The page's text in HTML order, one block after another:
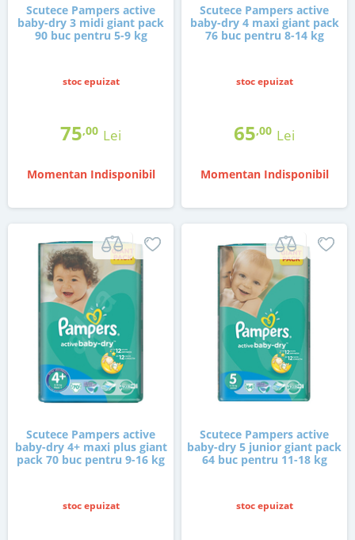
Scutece Pampers active
baby-dry 3 midi giant pack
90 buc pentru 5-9 kg
stoc epuizat
75,00 Lei
Momentan Indisponibil
Scutece Pampers active
baby-dry 4 maxi giant pack
76 buc pentru 8-14 kg
stoc epuizat
65,00 Lei
Momentan Indisponibil
Scutece Pampers active
baby-dry 4+ maxi plus giant
pack 70 buc pentru 9-16 kg
stoc epuizat
Scutece Pampers active
baby-dry 5 junior giant pack
64 buc pentru 11-18 kg
stoc epuizat